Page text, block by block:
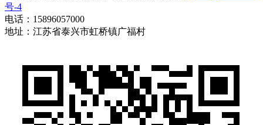
号-4
电话：15896057000
地址：江苏省泰兴市虹桥镇广福村